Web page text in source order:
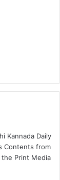
Kannada Daily
Contents from
Print Media